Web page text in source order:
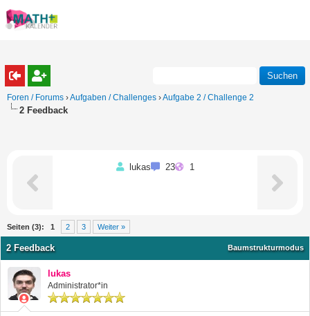
Foren / Forums ›Aufgaben / Challenges ›Aufgabe 2 / Challenge 2
2 Feedback
lukas 23 1
Seiten (3): 1 2 3 Weiter »
Baumstrukturmodus
2 Feedback
lukas
Administrator*in